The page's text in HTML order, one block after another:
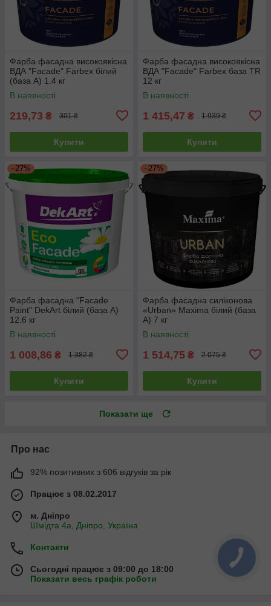
Фарба фасадна високоякісна
ВДА "Facade" Farbex білий
(база А) 1.4 кг
В наявності
219,73 ₴ 301 ₴
Купити
Фарба фасадна високоякісна
ВДА "Facade" Farbex база TR
12 кг
В наявності
1 415,47 ₴ 1 939 ₴
Купити
–27%
Фарба фасадна "Facade
Paint" DekArt білий (база А)
12.6 кг
В наявності
1 008,86 ₴ 1 382 ₴
Купити
–27%
Фарба фасадна силіконова
«Urban» Maxima білий (база
А) 7 кг
В наявності
1 514,75 ₴ 2 075 ₴
Купити
Показати ще
Про нас
92% позитивних з 606 відгуків за рік
Працює з 08.02.2017
м. Дніпро
Шмідта 4а, Дніпро, Україна
Контакти
Сьогодні працює з 09:00 до 18:00
Показати весь графік роботи